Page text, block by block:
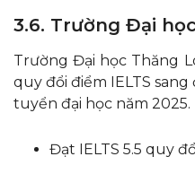
3.6. Trường Đại
Trường Đại học Thăng
quy đổi điểm IELTS
tuyển đại học năm
Đạt IELTS 5.5 quy